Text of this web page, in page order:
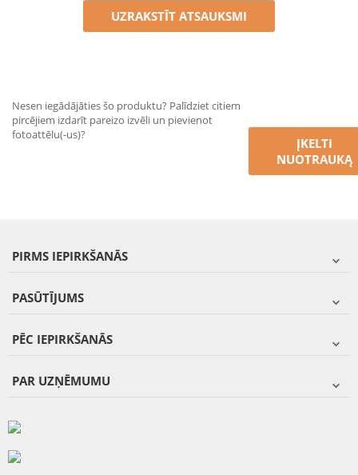
UZRAKSTĪT ATSAUKSMI
Nesen iegādājāties šo produktu? Palīdziet citiem
pircējiem izdarīt pareizo izvēli un pievienot
fotoattēlu(-us)?
ĮKELTI
NUOTRAUKĄ
PIRMS IEPIRKŠANĀS
PASŪTĪJUMS
PĒC IEPIRKŠANĀS
PAR UZŅĒMUMU